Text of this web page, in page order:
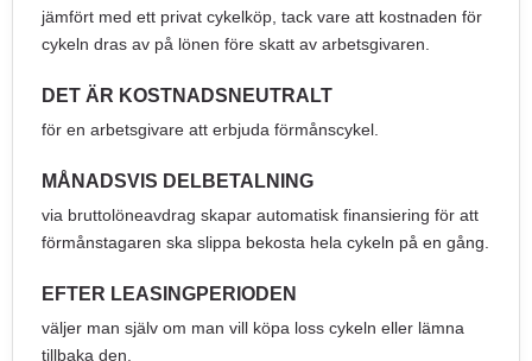
jämfört med ett privat cykelköp, tack vare att kostnaden för
cykeln dras av på lönen före skatt av arbetsgivaren.
DET ÄR KOSTNADSNEUTRALT
för en arbetsgivare att erbjuda förmånscykel.
MÅNADSVIS DELBETALNING
via bruttolöneavdrag skapar automatisk finansiering för att
förmånstagaren ska slippa bekosta hela cykeln på en gång.
EFTER LEASINGPERIODEN
väljer man själv om man vill köpa loss cykeln eller lämna
tillbaka den.